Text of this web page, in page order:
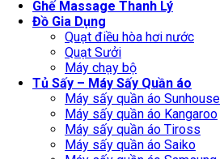
Ghế Massage Thanh Lý
Đồ Gia Dụng
Quạt điều hòa hơi nước
Quạt Sưởi
Máy chạy bộ
Tủ Sấy – Máy Sấy Quần áo
Máy sấy quần áo Sunhouse
Máy sấy quần áo Kangaroo
Máy sấy quần áo Tiross
Máy sấy quần áo Saiko